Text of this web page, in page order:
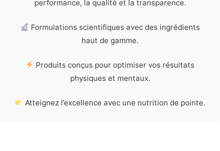
performance, la qualité et la transparence.
Formulations scientifiques avec des ingrédients
haut de gamme.
Produits conçus pour optimiser vos résultats
physiques et mentaux.
Atteignez l’excellence avec une nutrition de pointe.